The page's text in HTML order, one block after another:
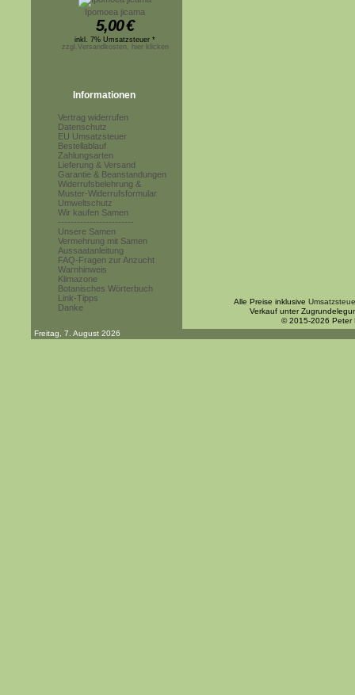
Ipomoea jicama
5,00€
inkl. 7% Umsatzsteuer *
zzgl.Versandkosten, hier klicken
Informationen
Vertrag widerrufen
Datenschutz
EU Umsatzsteuer
Bestellablauf
Zahlungsarten
Lieferung & Versand
Garantie & Beanstandungen
Widerrufsbelehrung &
Muster-Widerrufsformular
Umweltschutz
Wir kaufen Samen
------------------------
Unsere Samen
Vermehrung mit Samen
Aussaatanleitung
FAQ-Fragen zur Anzucht
Warnhinweis
Klimazone
Botanisches Wörterbuch
Link-Tipps
Danke
Alle Preise inklusive
Verkauf unter
© 2015-2026 Peter
Freitag, 7. August 2026